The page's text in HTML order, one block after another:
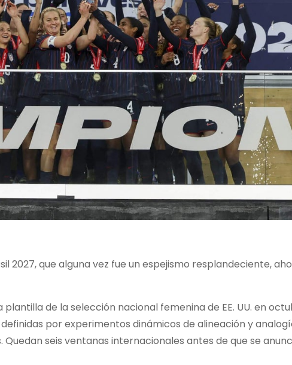
2027, que alguna vez fue un espejismo resplandeciente,
de la selección nacional femenina de EE. UU. en
por experimentos dinámicos de alineación y
seis ventanas internacionales antes de que se